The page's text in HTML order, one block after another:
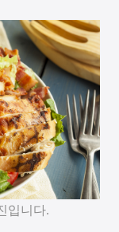
입니다.